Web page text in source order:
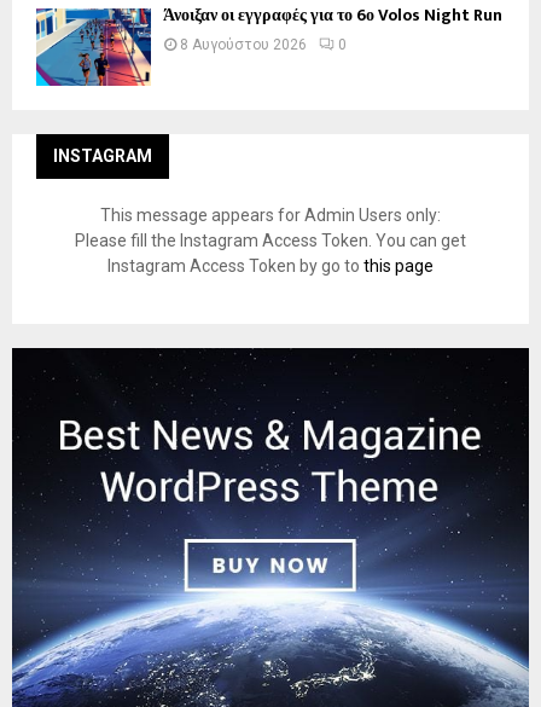
Άνοιξαν οι εγγραφές για το 6ο Volos Night Run
8 Αυγούστου 2026 0
INSTAGRAM
This message appears for Admin Users only:
Please fill the Instagram Access Token. You can get
Instagram Access Token by go to this page